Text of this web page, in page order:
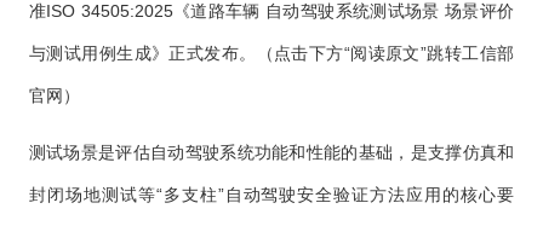
准ISO 34505:2025《道路车辆 自动驾驶系统测试场景 场景评价
与测试用例生成》正式发布。（点击下方“阅读原文”跳转工信部
官网）
测试场景是评估自动驾驶系统功能和性能的基础，是支撑仿真和
封闭场地测试等“多支柱”自动驾驶安全验证方法应用的核心要